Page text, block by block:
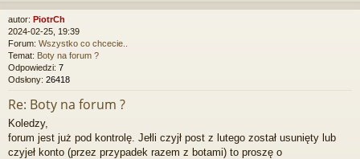
autor: PiotrCh
2024-02-25, 19:39
Forum: Wszystko co chcecie..
Temat: Boty na forum ?
Odpowiedzi: 7
Odsłony: 26418
Re: Boty na forum ?
Koledzy,
forum jest już pod kontrolę. Jełli czyjł post z lutego został usunięty lub
czyjeł konto (przez przypadek razem z botami) to proszę o